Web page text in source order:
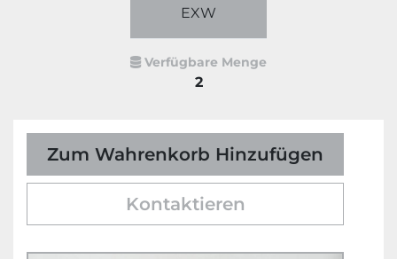
EXW
Verfügbare Menge
2
Zum Wahrenkorb Hinzufügen
Kontaktieren